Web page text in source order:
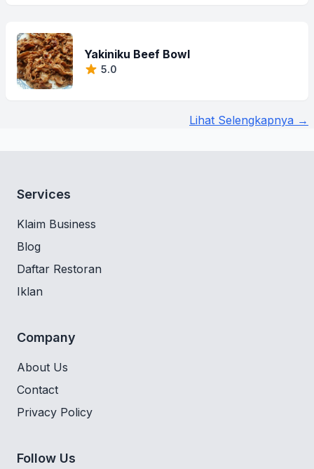
Yakiniku Beef Bowl
5.0
Lihat Selengkapnya →
Services
Klaim Business
Blog
Daftar Restoran
Iklan
Company
About Us
Contact
Privacy Policy
Follow Us